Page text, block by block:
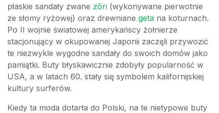
płaskie sandały zwane zōri (wykonywane pierwotnie
ze słomy ryżowej) oraz drewniane geta na koturnach.
Po II wojnie światowej amerykańscy żołnierze
stacjonujący w okupowanej Japonii zaczęli przywozić
te niezwykle wygodne sandały do swoich domów jako
pamiątki. Buty błyskawicznie zdobyły popularność w
USA, a w latach 60. stały się symbolem kalifornijskiej
kultury surferów.
Kiedy ta moda dotarła do Polski, na te nietypowe buty